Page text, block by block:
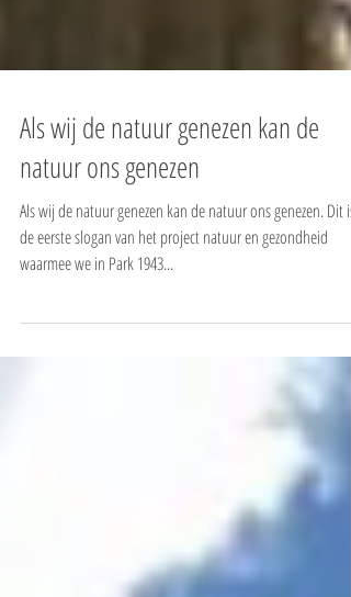
Als wij de natuur genezen kan de
natuur ons genezen
de eerste slogan van het project natuur en gezondheid
waarmee we in Park 1943...